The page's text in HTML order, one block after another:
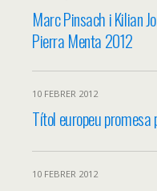
Marc Pinsach i Kilian
Pierra Menta 2012
10 FEBRER 2012
Títol europeu
10 FEBRER 2012